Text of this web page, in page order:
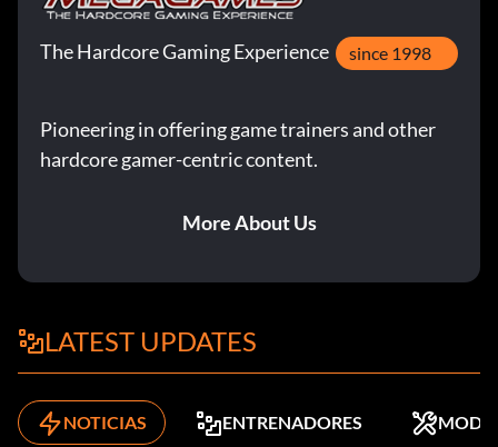
The Hardcore Gaming Experience since 1998
Pioneering in offering game trainers and other
hardcore gamer-centric content.
More About Us
LATEST UPDATES
NOTICIAS ENTRENADORES MODS